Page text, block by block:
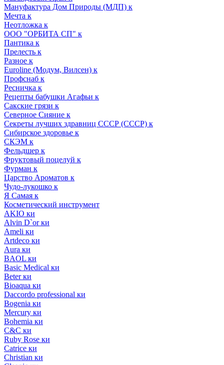
Мануфактура Дом Природы (МДП) к
Мечта к
Неотложка к
ООО "ОРБИТА СП" к
Пантика к
Прелесть к
Разное к
Euroline (Модум, Вилсен) к
Профснаб к
Ресничка к
Рецепты бабушки Агафьи к
Сакские грязи к
Северное Сияние к
Секреты лучших здравниц СССР (СССР) к
Сибирское здоровье к
СКЭМ к
Фельдшер к
Фруктовый поцелуй к
Фурман к
Царство Ароматов к
Чудо-лукошко к
Я Самая к
Косметический инструмент
AKIO ки
Alvin D`or ки
Ameli ки
Artdeco ки
Aura ки
BAOL ки
Basic Medical ки
Beter ки
Bioaqua ки
Daccordo professional ки
Bogenia ки
Mercury ки
Bohemia ки
C&C ки
Ruby Rose ки
Catrice ки
Christian ки